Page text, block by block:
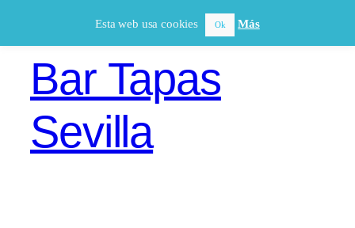
Bar Tapas
Sevilla
Esta web usa cookies Ok Más